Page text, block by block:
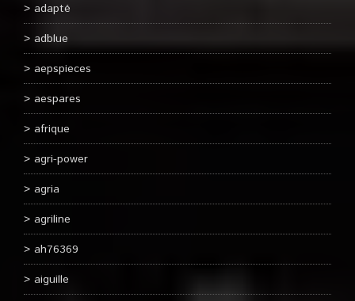
adapté
adblue
aepspieces
aespares
afrique
agri-power
agria
agriline
ah76369
aiguille